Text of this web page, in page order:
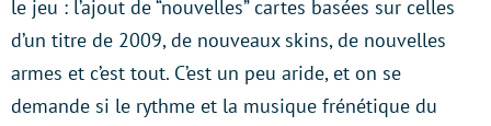
le jeu : l’ajout de “nouvelles” cartes basées sur celles
d’un titre de 2009, de nouveaux skins, de nouvelles
armes et c’est tout. C’est un peu aride, et on se
demande si le rythme et la musique frénétique du